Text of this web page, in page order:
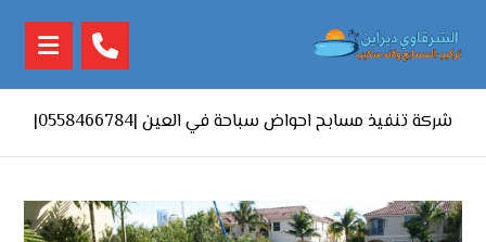
شركة تنفيذ مسابح احواض سباحة في العين |0558466784|